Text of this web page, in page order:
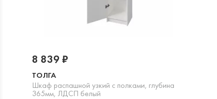
ТОЛГА
Шкаф распашной узкий с полками, глубина
365мм, ЛДСП белый
8 839 ₽